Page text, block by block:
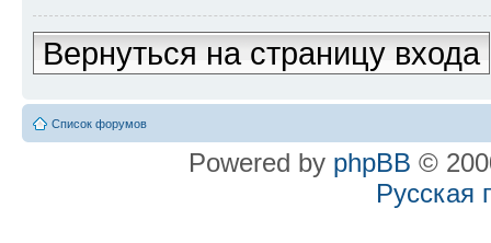
Вернуться на страницу входа
Список форумов
Powered by phpBB ©
Русская